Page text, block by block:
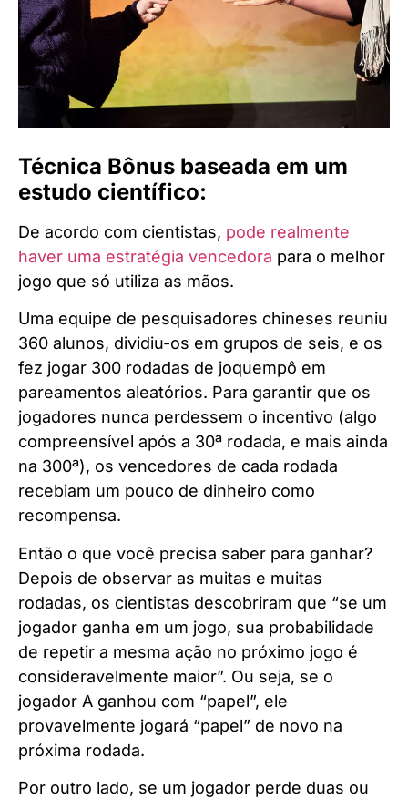
Técnica Bônus baseada em um
estudo científico:
De acordo com cientistas, pode realmente
haver uma estratégia vencedora para o melhor
jogo que só utiliza as mãos.
Uma equipe de pesquisadores chineses reuniu
360 alunos, dividiu-os em grupos de seis, e os
fez jogar 300 rodadas de joquempô em
pareamentos aleatórios. Para garantir que os
jogadores nunca perdessem o incentivo (algo
compreensível após a 30ª rodada, e mais ainda
na 300ª), os vencedores de cada rodada
recebiam um pouco de dinheiro como
recompensa.
Então o que você precisa saber para ganhar?
Depois de observar as muitas e muitas
rodadas, os cientistas descobriram que “se um
jogador ganha em um jogo, sua probabilidade
de repetir a mesma ação no próximo jogo é
consideravelmente maior”. Ou seja, se o
jogador A ganhou com “papel”, ele
provavelmente jogará “papel” de novo na
próxima rodada.
Por outro lado, se um jogador perde duas ou